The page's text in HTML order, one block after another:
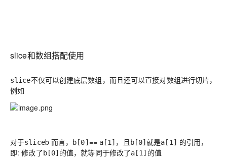
slice和数组搭配使用
slice不仅可以创建底层数组，而且还可以直接对数组进行切片，
例如
对于sliceb 而言， b[0] == a[1] ，且 b[0]就是a[1] 的引用，
即: 修改了b[0] 的值，就等同于修改了a[1] 的值